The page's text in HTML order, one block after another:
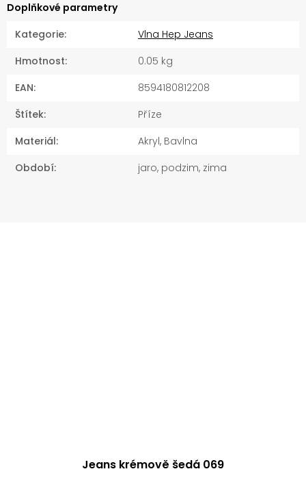
Doplňkové parametry
Kategorie:
Vlna Hep Jeans
Hmotnost:
0.05 kg
EAN:
8594180812208
Štítek:
Příze
Materiál:
Akryl, Bavlna
Období: jaro, podzim, zima
Jeans krémově šedá 069